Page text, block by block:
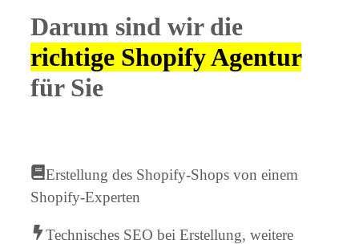
Darum sind wir die
richtige Shopify Agentur
für Sie
Erstellung des Shopify-Shops von einem
Shopify-Experten
Technisches SEO bei Erstellung, weitere